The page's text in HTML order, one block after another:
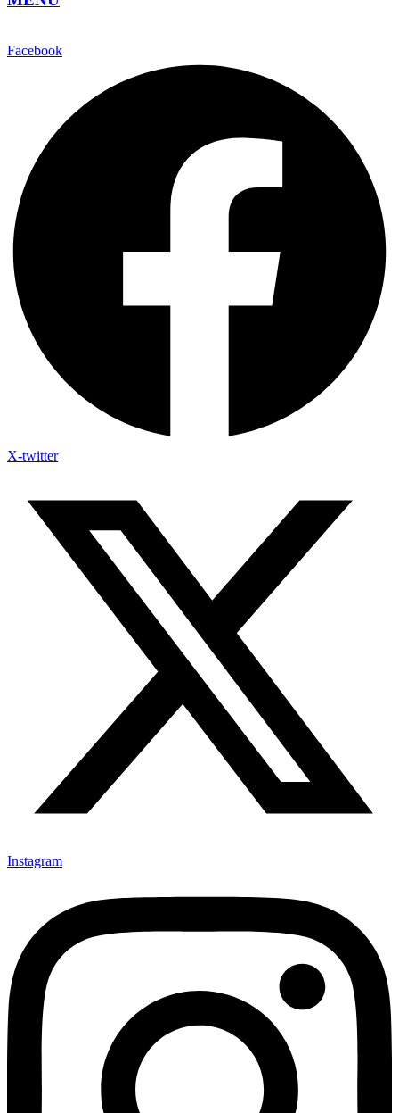
Facebook
X-twitter
Instagram